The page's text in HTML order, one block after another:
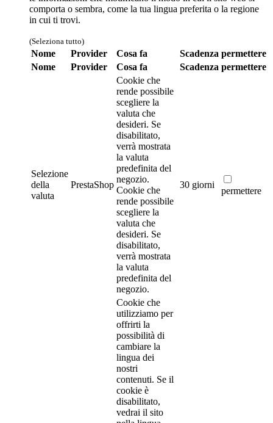
comporta o sembra, come la tua lingua preferita o la regione
in cui ti trovi.
(Seleziona tutto)
Nome Provider Cosa fa Scadenza permettere
Nome
Provider Cosa fa Scadenza permettere
Selezione
della
valuta
PrestaShop
Cookie che
rende possibile
scegliere la
valuta che
desideri. Se
disabilitato,
verrà mostrata
la valuta
predefinita del
negozio.
Cookie che
rende possibile
scegliere la
valuta che
desideri. Se
disabilitato,
verrà mostrata
la valuta
predefinita del
negozio.
30 giorni
permettere
Cookie che
utilizziamo per
offrirti la
possibilità di
cambiare la
lingua dei
nostri
contenuti. Se il
cookie è
disabilitato,
vedrai il sito